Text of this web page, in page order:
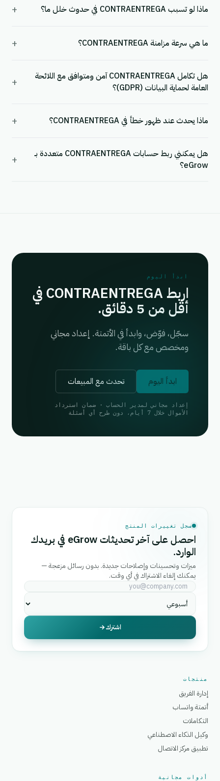
ماذا لو تسبب CONTRAENTREGA في حدوث خلل ما؟ +
ما هي سرعة مزامنة CONTRAENTREGA؟ +
هل تكامل CONTRAENTREGA آمن ومتوافق مع اللائحة
العامة لحماية البيانات (GDPR)؟
+
ماذا يحدث عند ظهور خطأ في CONTRAENTREGA؟ +
هل يمكنني ربط حسابات CONTRAENTREGA متعددة بـ
eGrow؟
+
ابدأ اليوم
اربط CONTRAENTREGA في
أقل من 5 دقائق.
سجّل، فوّض، وابدأ في الأتمتة. إعداد مجاني
ومخصص مع كل باقة.
ابدأ اليوم تحدث مع المبيعات
إعداد مجاني لمدير الحساب · ضمان استرداد
الأموال خلال 7 أيام، دون طرح أي أسئلة
سجل تغييرات المنتج
احصل على آخر تحديثات eGrow في بريدك
الوارد.
ميزات وتحسينات وإصلاحات جديدة. بدون رسائل مزعجة —
يمكنك إلغاء الاشتراك في أي وقت.
اشترك
منتجات
إدارة الفريق
أتمتة واتساب
التكاملات
وكيل الذكاء الاصطناعي
تطبيق مركز الاتصال
أدوات مجانية